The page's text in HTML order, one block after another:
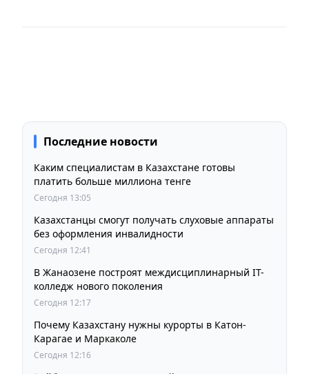
Последние новости
Каким специалистам в Казахстане готовы
платить больше миллиона тенге
Сегодня 13:05
Казахстанцы смогут получать слуховые аппараты
без оформления инвалидности
Сегодня 12:41
В Жанаозене построят междисциплинарный IT-
колледж нового поколения
Сегодня 12:17
Почему Казахстану нужны курорты в Катон-
Карагае и Маркаколе
Сегодня 12:16